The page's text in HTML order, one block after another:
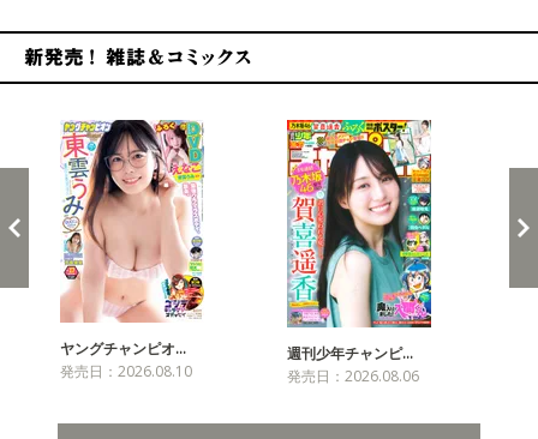
ヤングチャンピオ…
発売日：2026.08.10
週刊少年チャンピ…
発売日：2026.08.06